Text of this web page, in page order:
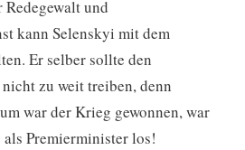
und
kann Selenskyi mit dem
Er selber sollte den
zu weit treiben, denn
war der Krieg gewonnen, war
Premierminister los!